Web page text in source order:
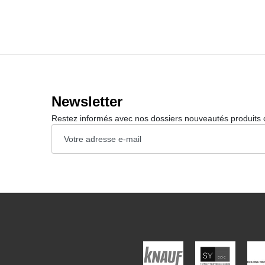
Newsletter
Restez informés avec nos dossiers nouveautés produits